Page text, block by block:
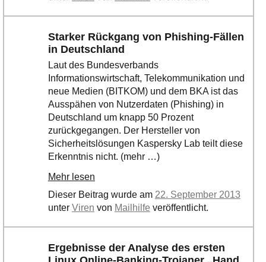
Starker Rückgang von Phishing-Fällen
in Deutschland
Laut des Bundesverbands
Informationswirtschaft, Telekommunikation und
neue Medien (BITKOM) und dem BKA ist das
Ausspähen von Nutzerdaten (Phishing) in
Deutschland um knapp 50 Prozent
zurückgegangen. Der Hersteller von
Sicherheitslösungen Kaspersky Lab teilt diese
Erkenntnis nicht. (mehr …)
Mehr lesen
Dieser Beitrag wurde am 22. September 2013
unter Viren von Mailhilfe veröffentlicht.
Ergebnisse der Analyse des ersten